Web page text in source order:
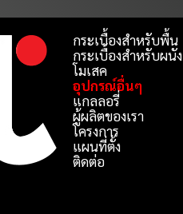
กระเบื้องสำหรับพื้น
กระเบื้องสำหรับผนัง
โมเสค
อุปกรณ์อื่นๆ
แกลลอรี่
ผู้ผลิตของเรา
โครงการ
แผนที่ตั้ง
ติดต่อ